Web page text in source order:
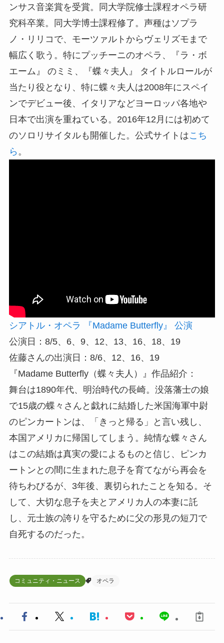
ンサス音楽賞を受賞。同大学院修士課程オペラ研
究科卒業。同大学博士課程修了。声種はソプラ
ノ・リリコで、モーツァルトからヴェリズモまで
幅広く歌う。特にプッチーニのオペラ、『ラ・ボ
エーム』 のミミ、『蝶々夫人』 タイトルロールが
当たり役となり、特に蝶々夫人は2008年にスペイ
ンでデビュー後、イタリアなどヨーロッパ各地や
日本で出演を重ねている。2016年12月には初めて
のソロリサイタルも開催した。公式サイトはこち
ら 。
シアトル・オペラ 『Madame Butterfly』 公演
公演日：8/5、6、9、12、13、16、18、19
佐藤さんの出演日：8/6、12、16、19
『Madame Butterfly（蝶々夫人）』作品紹介：
舞台は1890年代、明治時代の長崎。没落藩士の娘
で15歳の蝶々さんと戯れに結婚した米国海軍中尉
のピンカートンは、「きっと帰る」と言い残し、
本国アメリカに帰国してしまう。純情な蝶々さん
はこの結婚は真実の愛によるものと信じ、ピンカ
ートンとの間に生まれた息子を育てながら再会を
待ちわびるが、3年後、裏切られたことを知る。そ
して、大切な息子を夫とアメリカ人の本妻に託
し、元士族の誇りを守るために父の形見の短刀で
自死するのだった。
コミュニティ・ニュース オペラ